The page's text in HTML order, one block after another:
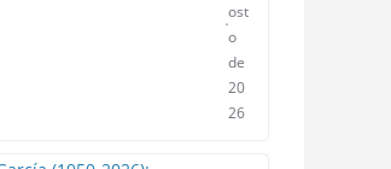
ost
o
de
20
26